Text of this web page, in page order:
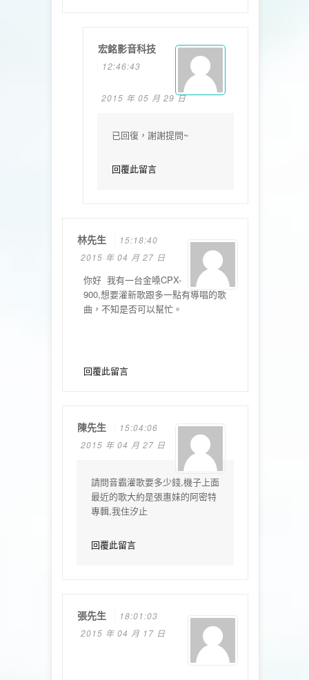
宏銘影音科技
12:46:43
2015 年 05 月 29 日
已回復，謝謝提問~
回覆此留言
林先生
15:18:40
2015 年 04 月 27 日
你好 我有一台金嗓CPX-
900,想要灌新歌跟多一點有導唱的歌
曲，不知是否可以幫忙。
回覆此留言
陳先生
15:04:06
2015 年 04 月 27 日
請問音霸灌歌要多少錢,機子上面
最近的歌大約是張惠妹的阿密特
專輯,我住汐止
回覆此留言
張先生
18:01:03
2015 年 04 月 17 日